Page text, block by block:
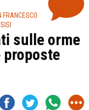
FRANCESCO
sulle orme
proposte